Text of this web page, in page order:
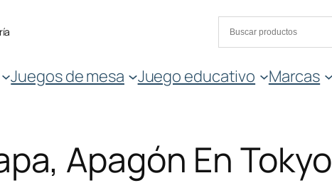
Juegos de mesa Juego educativo Marcas
Apagón En Tokyo